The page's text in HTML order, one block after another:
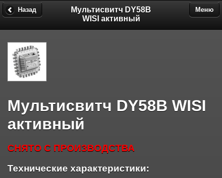
Мультисвитч DY58B
WISI активный
Назад Меню
Мультисвитч DY58B WISI
активный
СНЯТО С ПРОИЗВОДСТВА
Технические характеристики: